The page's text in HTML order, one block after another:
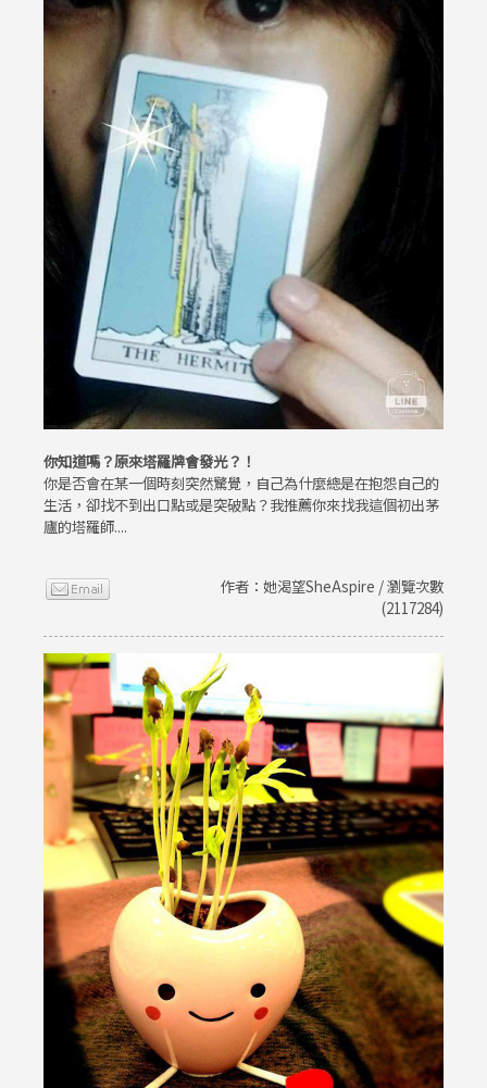
你知道嗎？原來塔羅牌會發光？！
你是否會在某一個時刻突然驚覺，自己為什麼總是在抱怨自己的
生活，卻找不到出口點或是突破點？我推薦你來找我這個初出茅
廬的塔羅師....
作者：她渴望SheAspire / 瀏覽次數
(2117284)